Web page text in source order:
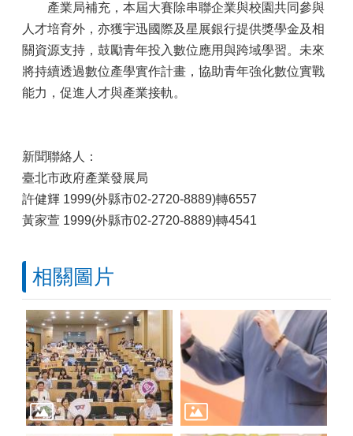
產業局補充，本屆大賽除串聯企業與校園共同參與
人才培育外，亦獲宇迅國際及星展銀行提供獎學金及相
關資源支持，鼓勵青年投入數位應用與跨域學習。未來
將持續透過數位產學實作計畫，協助青年強化數位實戰
能力，促進人才與產業接軌。
新聞聯絡人：
臺北市政府產業發展局
許健輝 1999(外縣市02-2720-8889)轉6557
黃家萱 1999(外縣市02-2720-8889)轉4541
相關圖片